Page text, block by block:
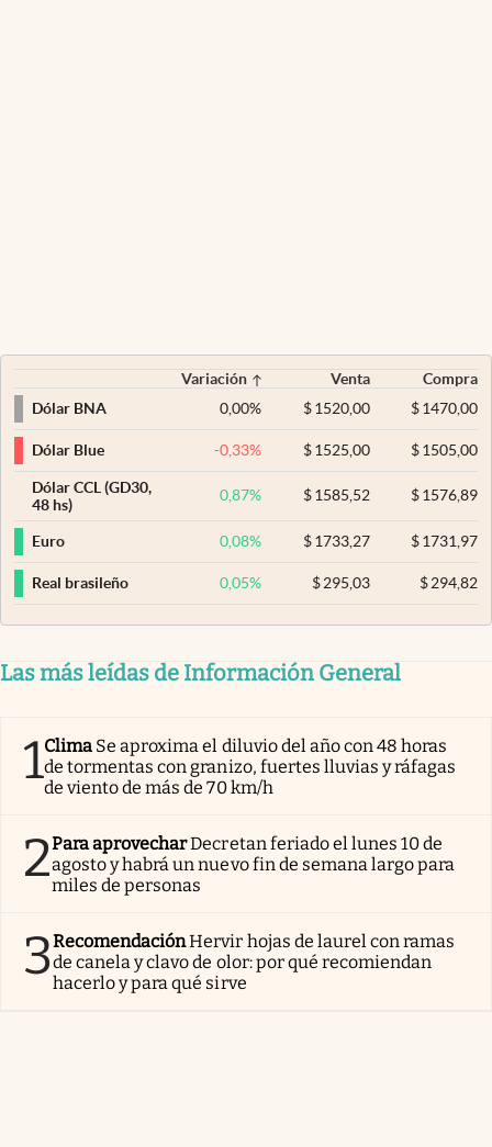
Variación Venta
Compra
Dólar BNA
0,00% $ 1520,00 $1470,00
Dólar Blue -0,33% $ 1525,00 $1505,00
Dólar CCL (GD30,
48 hs)
0,87% $ 1585,52 $1576,89
Euro 0,08% $ 1733,27 $1731,97
Real brasileño 0,05% $ 295,03 $294,82
Las más leídas de Información General
1Clima Se aproxima el diluvio del año con 48 horas
de tormentas con granizo, fuertes lluvias y ráfagas
de viento de más de 70 km/h
2Para aprovecharDecretan feriado el lunes 10 de
agosto y habrá un nuevo fin de semana largo para
miles de personas
3RecomendaciónHervir hojas de laurel con ramas
de canela y clavo de olor: por qué recomiendan
hacerlo y para qué sirve